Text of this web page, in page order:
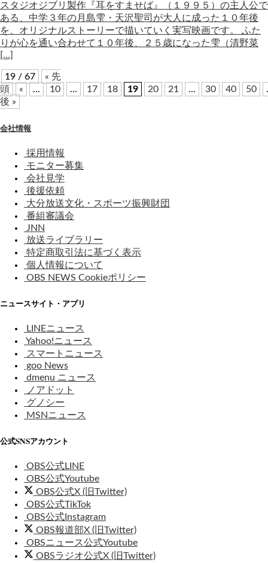
スタジオジブリ製作『耳をすませば』（１９９５）の主人公で
ある、中学３年の月島雫・天沢聖司が大人に成った１０年後
を、オリジナルストーリーで描いていく実写映画です。 ふた
りが心を通い合わせて１０年後、２５歳になった雫（清野菜
[…]
19 / 67
« 先
頭
« ... 10 ... 17 18 19 20 21 ... 30 40 50
後 »
会社情報
採用情報
モニター募集
会社見学
後援依頼
大分放送文化・スポーツ振興財団
番組審議会
JNN
放送ライブラリー
特定商取引法に基づく表示
個人情報について
OBS NEWS Cookieポリシー
ニュースサイト・アプリ
LINEニュース
Yahoo!ニュース
スマートニュース
goo News
dmenu ニュース
ノアドット
グノシー
MSNニュース
公式SNSアカウント
OBS公式LINE
OBS公式Youtube
OBS公式X (旧Twitter)
OBS公式TikTok
OBS公式Instagram
OBS報道部X (旧Twitter)
OBSニュース公式Youtube
OBSラジオ公式X (旧Twitter)